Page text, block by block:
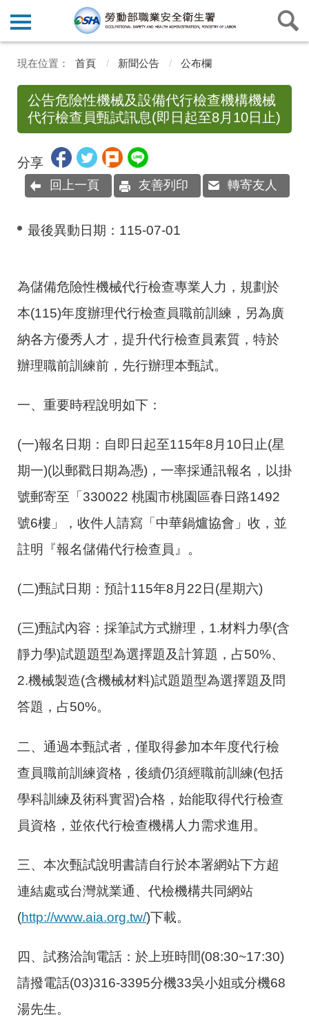
首頁 新聞公告 公布欄
公告危險性機械及設備代行檢查機構機械
代行檢查員甄試訊息(即日起至8月10日止)
分享
回上一頁 友善列印 轉寄友人
最後異動日期： 115-07-01
為儲備危險性機械代行檢查專業人力，規劃於
本(115)年度辦理代行檢查員職前訓練，另為廣
納各方優秀人才，提升代行檢查員素質，特於
辦理職前訓練前，先行辦理本甄試。
一、重要時程說明如下：
(一)報名日期：自即日起至115年8月10日止(星
期一)(以郵戳日期為憑)，一率採通訊報名，以掛
號郵寄至「330022 桃園市桃園區春日路1492
號6樓」，收件人請寫「中華鍋爐協會」收，並
註明『報名儲備代行檢查員』。
(二)甄試日期：預計115年8月22日(星期六)
(三)甄試內容：採筆試方式辦理，1.材料力學(含
靜力學)試題題型為選擇題及計算題，占50%、
2.機械製造(含機械材料)試題題型為選擇題及問
答題，占50%。
二、通過本甄試者，僅取得參加本年度代行檢
查員職前訓練資格，後續仍須經職前訓練(包括
學科訓練及術科實習)合格，始能取得代行檢查
員資格，並依代行檢查機構人力需求進用。
三、本次甄試說明書請自行於本署網站下方超
連結處或台灣就業通、代檢機構共同網站
(http://www.aia.org.tw/)下載。
四、試務洽詢電話：於上班時間(08:30~17:30)
請撥電話(03)316-3395分機33吳小姐或分機68
湯先生。